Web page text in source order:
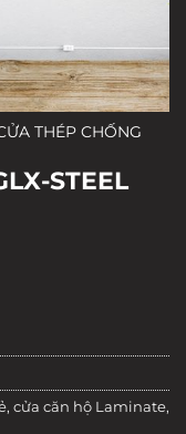
THÉP CHỐNG
STEEL
, cửa căn hộ Laminate,